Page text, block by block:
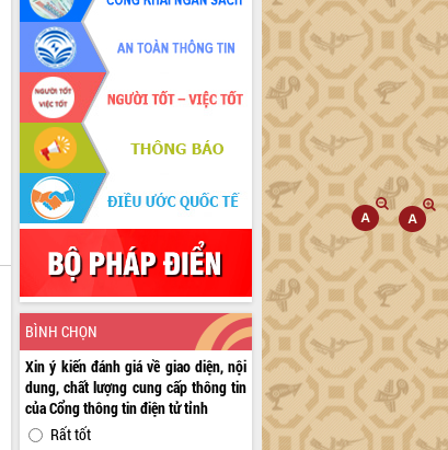
BÌNH CHỌN
Xin ý kiến đánh giá về giao diện, nội
dung, chất lượng cung cấp thông tin
của Cổng thông tin điện tử tỉnh
Rất tốt